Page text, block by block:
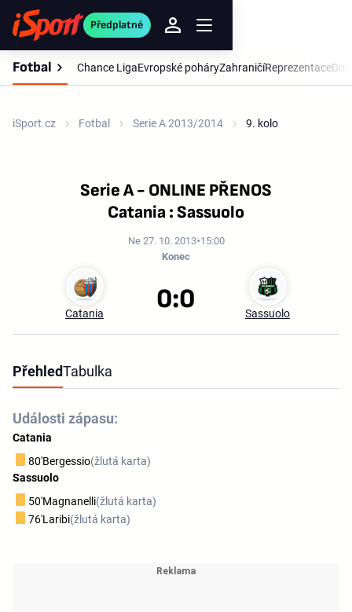
Předplatné
Fotbal Chance LigaEvropské poháryZahraničíReprezentace
iSport.cz Fotbal Serie A 2013/2014 9. kolo
Serie A - ONLINE PŘENOS
Catania : Sassuolo
Ne 27. 10. 2013 15:00
Konec
Catania Sassuolo
0:0
PřehledTabulka
Události zápasu:
Catania
80'Bergessio(žlutá karta)
Sassuolo
50'Magnanelli(žlutá karta)
76'Laribi(žlutá karta)